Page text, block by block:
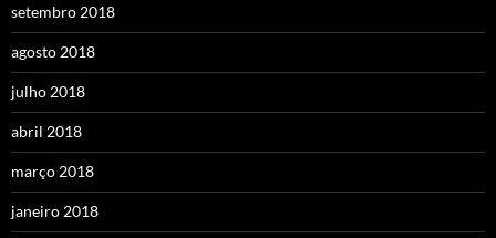
setembro 2018
agosto 2018
julho 2018
abril 2018
março 2018
janeiro 2018